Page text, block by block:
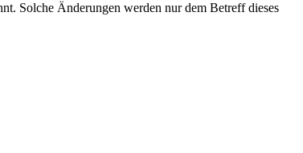
Solche Änderungen werden nur dem Betreff dieses